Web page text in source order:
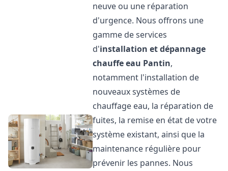
neuve ou une réparation
d'urgence. Nous offrons une
gamme de services
d'installation et dépannage
chauffe eau Pantin,
notamment l'installation de
nouveaux systèmes de
chauffage eau, la réparation de
fuites, la remise en état de votre
système existant, ainsi que la
maintenance régulière pour
prévenir les pannes. Nous